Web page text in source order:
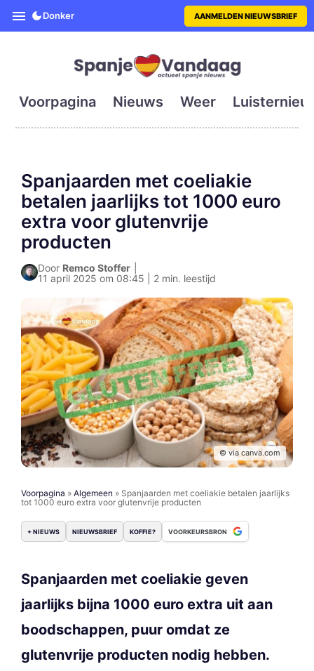
SpanjeVandaag is de eerste
Donker AANMELDEN NIEUWSBRIEF
Voorpagina Nieuws Weer
Spanjaarden met coeliakie
betalen jaarlijks tot 1000 euro
extra voor glutenvrije
producten
Door Remco Stoffer
11 april 2025 om 08:45 | 2 min. leestijd
© via canva.com
Voorpagina » Algemeen » Spanjaarden met coeliakie betalen jaarlijks
tot 1000 euro extra voor glutenvrije producten
+ NIEUWS NIEUWSBRIEF KOFFIE? VOORKEURSBRON
Spanjaarden met coeliakie geven
jaarlijks bijna 1000 euro extra uit aan
boodschappen, puur omdat ze
glutenvrije producten nodig hebben.